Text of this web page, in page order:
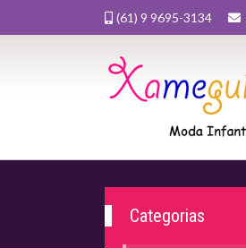
(61) 9 9695-3134
Categorias